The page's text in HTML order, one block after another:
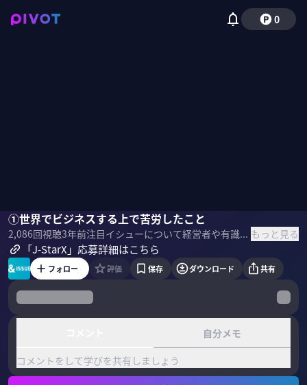
0
①世界でビジネスする上で苦労したこと
2,086回視聴3年前 注目イシューについて経営者や有識者が議論する「＆ ISSUE」。今回は「日本の起業家が世界を目指すには何が必要か？」をテーマに、4人のゲストが語ります。 ＜ゲスト＞ ・深堀 昂｜avatarin CEO ・加藤史子｜WAmazing CEO ・近本あゆみ｜ICHIGO CEO ・古賀大貴｜Oishii Farm Co-Founder&CEO ＜目次＞ もっと見る
深堀昂加藤史子近本あゆみ古賀大貴国山ハセン
「J-StarX」応募詳細はこちら
フォロー 評価 保存 ダウンロード 共有
自分メモ
コメントをして学びを共有しましょう